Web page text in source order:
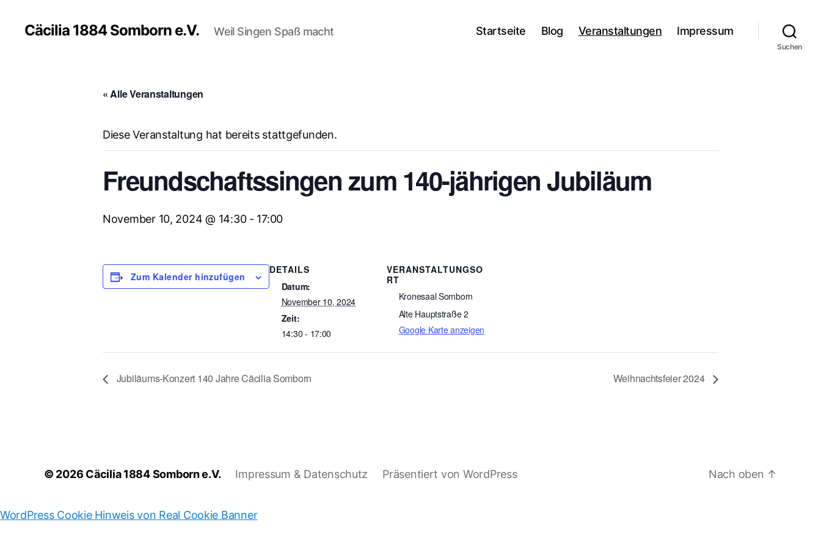
Cäcilia 1884 Somborn e.V. Weil Singen Spaß macht Startseite Blog Veranstaltungen Impressum
Suchen
« Alle Veranstaltungen
Diese Veranstaltung hat bereits stattgefunden.
Freundschaftssingen zum 140-jährigen Jubiläum
November 10, 2024 @ 14:30- 17:00
Zum Kalender hinzufügen
DETAILS
Datum:
November 10, 2024
Zeit:
14:30 - 17:00
VERANSTALTUNGSO
RT
Kronesaal Somborn
Alte Hauptstraße 2
Google Karte anzeigen
Jubiläums-Konzert 140 Jahre Cäcilia Somborn Weihnachtsfeier 2024
© 2026 Cäcilia 1884 Somborn e.V. Impressum & Datenschutz Präsentiert von WordPress Nach oben ↑
WordPress Cookie Hinweis von Real Cookie Banner